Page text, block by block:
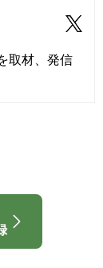
取材、発信